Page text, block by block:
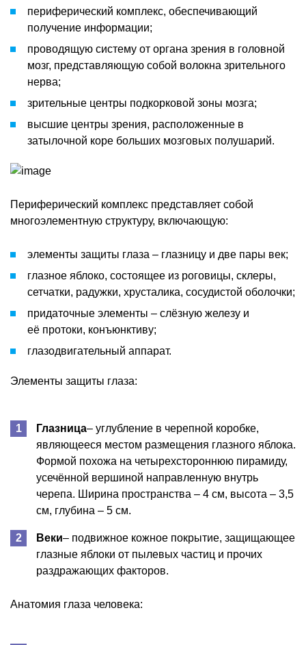
периферический комплекс, обеспечивающий
получение информации;
проводящую систему от органа зрения в головной
мозг, представляющую собой волокна зрительного
нерва;
зрительные центры подкорковой зоны мозга;
высшие центры зрения, расположенные в
затылочной коре больших мозговых полушарий.
Периферический комплекс представляет собой
многоэлементную структуру, включающую:
элементы защиты глаза – глазницу и две пары век;
глазное яблоко, состоящее из роговицы, склеры,
сетчатки, радужки, хрусталика, сосудистой оболочки;
придаточные элементы – слёзную железу и
её протоки, конъюнктиву;
глазодвигательный аппарат.
Элементы защиты глаза:
Глазница– углубление в черепной коробке,
являющееся местом размещения глазного яблока.
Формой похожа на четырехстороннюю пирамиду,
усечённой вершиной направленную внутрь
черепа. Ширина пространства – 4 см, высота – 3,5
см, глубина – 5 см.
Веки– подвижное кожное покрытие, защищающее
глазные яблоки от пылевых частиц и прочих
раздражающих факторов.
Анатомия глаза человека: